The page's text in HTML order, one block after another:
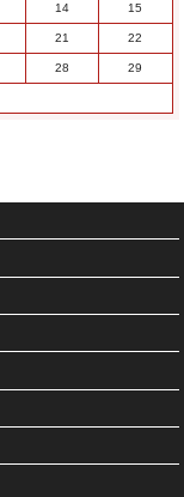
14 15
21 22
28 29